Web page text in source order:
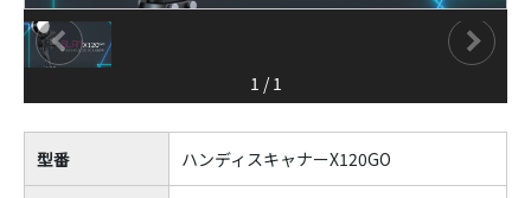
1 /1
型番 ハンディスキャナーX120GO